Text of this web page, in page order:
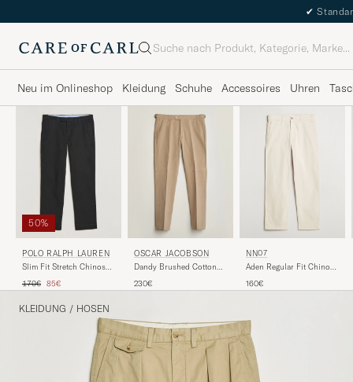
✔
Suche
Neu im Onlineshop Kleidung Schuhe Accessoires Uhren
50%
POLO RALPH LAUREN
Slim Fit Stretch Chinos
Regulärer Preis
170€ Reduzierter Preis
85€
OSCAR JACOBSON
Dandy Brushed Cotton
230€
NN07
Aden Regular Fit Chinos
160€
KLEIDUNG / HOSEN